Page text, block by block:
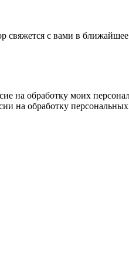
свяжется с вами в
на обработку моих
на обработку